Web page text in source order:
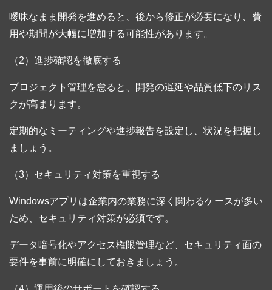
曖昧なまま開発を進めると、後から修正が必要になり、費
用や期間が大幅に増加する可能性があります。
（2）進捗確認を徹底する
プロジェクト管理を怠ると、開発の遅延や品質低下のリス
クが高まります。
定期的なミーティングや進捗報告を設定し、状況を把握し
ましょう。
（3）セキュリティ対策を重視する
Windowsアプリは企業内の業務に深く関わるケースが多い
ため、セキュリティ対策が必須です。
データ暗号化やアクセス権限管理など、セキュリティ面の
要件を事前に明確にしておきましょう。